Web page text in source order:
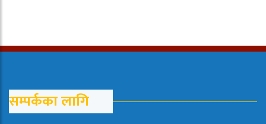
सम्पर्कका लागि